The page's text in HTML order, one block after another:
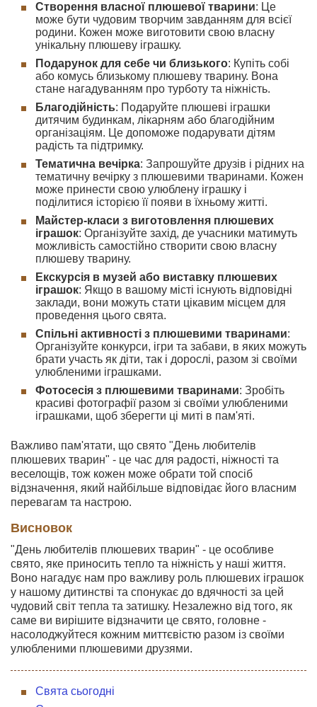
Створення власної плюшевої тварини: Це
може бути чудовим творчим завданням для всієї
родини. Кожен може виготовити свою власну
унікальну плюшеву іграшку.
Подарунок для себе чи близького: Купіть собі
або комусь близькому плюшеву тварину. Вона
стане нагадуванням про турботу та ніжність.
Благодійність: Подаруйте плюшеві іграшки
дитячим будинкам, лікарням або благодійним
організаціям. Це допоможе подарувати дітям
радість та підтримку.
Тематична вечірка: Запрошуйте друзів і рідних на
тематичну вечірку з плюшевими тваринами. Кожен
може принести свою улюблену іграшку і
поділитися історією її появи в їхньому житті.
Майстер-класи з виготовлення плюшевих
іграшок: Організуйте захід, де учасники матимуть
можливість самостійно створити свою власну
плюшеву тварину.
Екскурсія в музей або виставку плюшевих
іграшок: Якщо в вашому місті існують відповідні
заклади, вони можуть стати цікавим місцем для
проведення цього свята.
Спільні активності з плюшевими тваринами:
Організуйте конкурси, ігри та забави, в яких можуть
брати участь як діти, так і дорослі, разом зі своїми
улюбленими іграшками.
Фотосесія з плюшевими тваринами: Зробіть
красиві фотографії разом зі своїми улюбленими
іграшками, щоб зберегти ці миті в пам'яті.
Важливо пам'ятати, що свято "День любителів
плюшевих тварин" - це час для радості, ніжності та
веселощів, тож кожен може обрати той спосіб
відзначення, який найбільше відповідає його власним
перевагам та настрою.
Висновок
"День любителів плюшевих тварин" - це особливе
свято, яке приносить тепло та ніжність у наші життя.
Воно нагадує нам про важливу роль плюшевих іграшок
у нашому дитинстві та спонукає до вдячності за цей
чудовий світ тепла та затишку. Незалежно від того, як
саме ви вирішите відзначити це свято, головне -
насолоджуйтеся кожним миттєвістю разом із своїми
улюбленими плюшевими друзями.
Свята сьогодні